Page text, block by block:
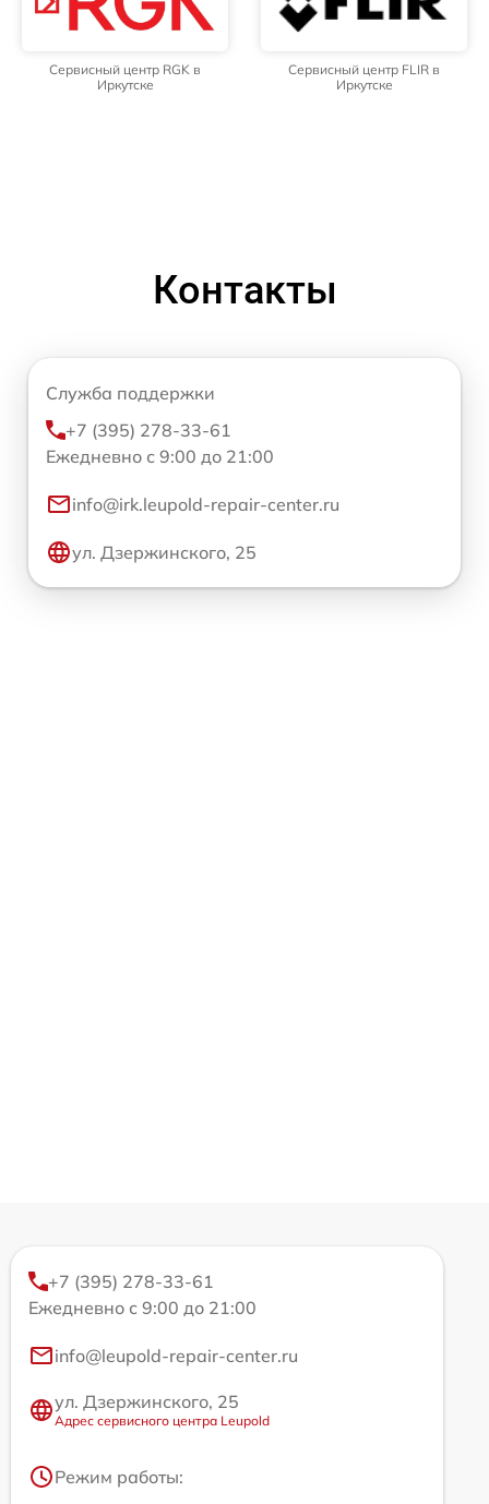
Сервисный центр RGK в
Иркутске
Сервисный центр FLIR в
Иркутске
Контакты
Служба поддержки
+7 (395) 278-33-61
Ежедневно с 9:00 до 21:00
info@irk.leupold-repair-center.ru
ул. Дзержинского, 25
+7 (395) 278-33-61
Ежедневно с 9:00 до 21:00
info@leupold-repair-center.ru
ул. Дзержинского, 25
Адрес сервисного центра Leupold
Режим работы: